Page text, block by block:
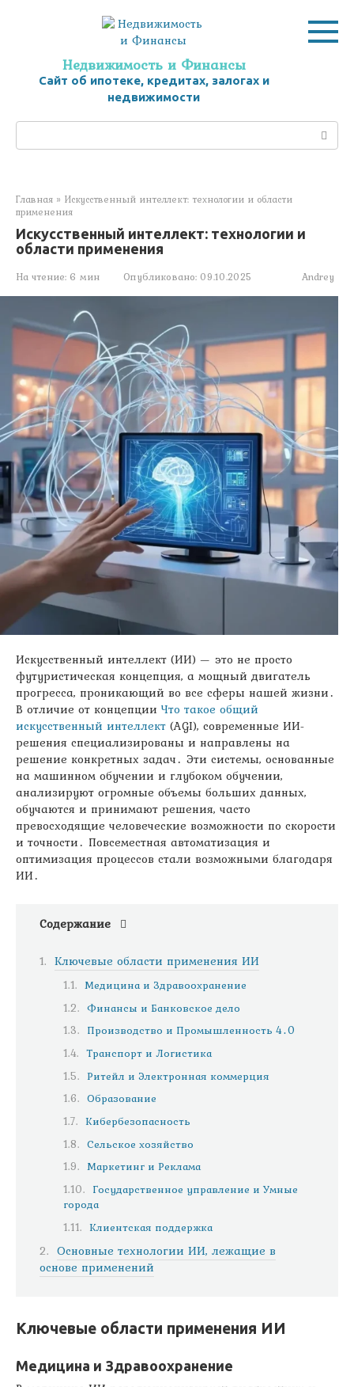
Недвижимость и Финансы
Сайт об ипотеке, кредитах, залогах и
недвижимости
Поиск:
Главная » Искусственный интеллект: технологии и области
применения
Искусственный интеллект: технологии и
области применения
На чтение: 6 мин Опубликовано: 09.10.2025 Andrey
Искусственный интеллект (ИИ) — это не просто
футуристическая концепция, а мощный двигатель
прогресса, проникающий во все сферы нашей жизни․
В отличие от концепции Что такое общий
искусственный интеллект (AGI), современные ИИ-
решения специализированы и направлены на
решение конкретных задач․ Эти системы, основанные
на машинном обучении и глубоком обучении,
анализируют огромные объемы больших данных,
обучаются и принимают решения, часто
превосходящие человеческие возможности по скорости
и точности․ Повсеместная автоматизация и
оптимизация процессов стали возможными благодаря
ИИ․
Содержание
Ключевые области применения ИИ
Медицина и Здравоохранение
Финансы и Банковское дело
Производство и Промышленность 4․0
Транспорт и Логистика
Ритейл и Электронная коммерция
Образование
Кибербезопасность
Сельское хозяйство
Маркетинг и Реклама
Государственное управление и Умные
города
Клиентская поддержка
Основные технологии ИИ, лежащие в
основе применений
Ключевые области применения ИИ
Медицина и Здравоохранение